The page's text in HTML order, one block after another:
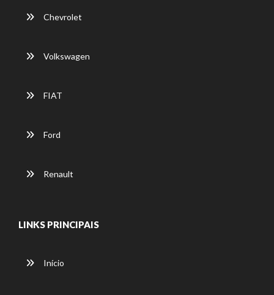
Chevrolet
Volkswagen
FIAT
Ford
Renault
LINKS PRINCIPAIS
Início